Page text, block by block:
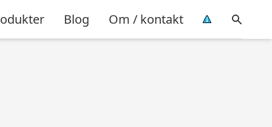
Blog Om / kontakt